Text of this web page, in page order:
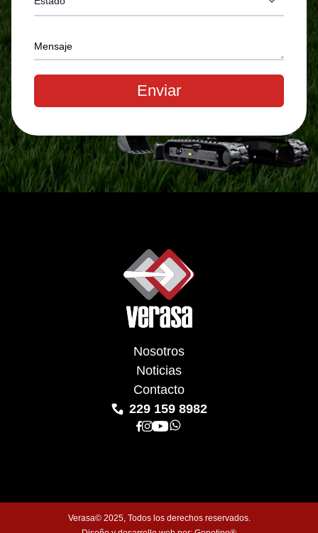
Mensaje
Enviar
229 159 8982
Nosotros
Noticias
Contacto
Verasa© 2025, Todos los derechos reservados.